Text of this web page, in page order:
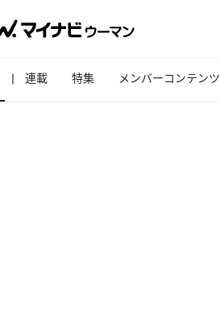
連載 特集 メンバーコンテンツ